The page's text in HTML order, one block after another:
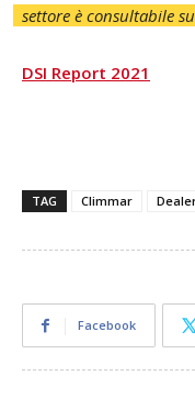
settore è consultabile
DSI Report 2021
TAG Climmar
Facebook